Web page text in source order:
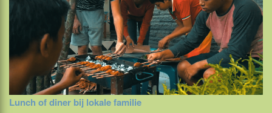
Lunch of diner bij lokale familie